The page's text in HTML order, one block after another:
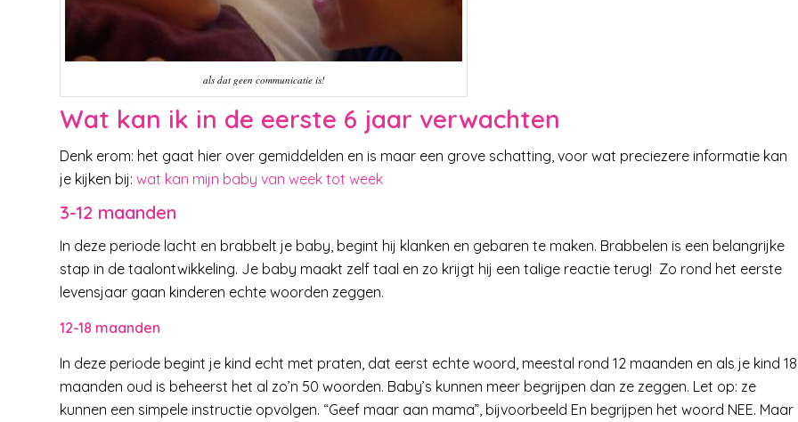
als dat geen communicatie is!
Wat kan ik in de eerste 6 jaar verwachten
Denk erom: het gaat hier over gemiddelden en is maar een grove schatting, voor wat preciezere informatie kan
je kijken bij: wat kan mijn baby van week tot week
3-12 maanden
In deze periode lacht en brabbelt je baby, begint hij klanken en gebaren te maken. Brabbelen is een belangrijke
stap in de taalontwikkeling. Je baby maakt zelf taal en zo krijgt hij een talige reactie terug! Zo rond het eerste
levensjaar gaan kinderen echte woorden zeggen.
12-18 maanden
In deze periode begint je kind echt met praten, dat eerst echte woord, meestal rond 12 maanden en als je kind 18
maanden oud is beheerst het al zo’n 50 woorden. Baby’s kunnen meer begrijpen dan ze zeggen. Let op: ze
kunnen een simpele instructie opvolgen. “Geef maar aan mama”, bijvoorbeeld En begrijpen het woord NEE. Maar